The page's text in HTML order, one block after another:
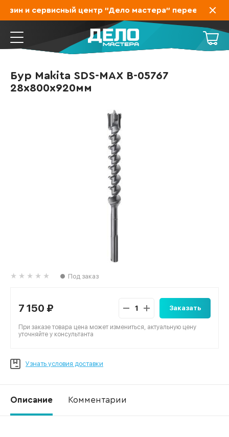
и сервисный центр "Дело мастера" переехал на
Бур Makita SDS-MAX B-05767
28х800х920мм
Под заказ
7 150 ₽ Заказать
При заказе товара цена может измениться, актуальную цену
уточняйте у консультанта
Узнать условия доставки
Описание Комментарии